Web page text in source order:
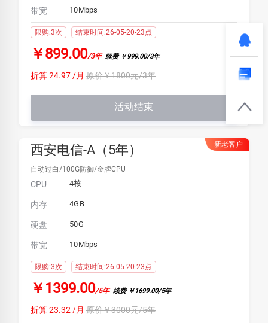
带宽 10Mbps
限购:3次 结束时间:26-05-20-23点
￥899.00/3年 续费 ￥999.00/3年
折算 24.97 /月 原价￥1800元/3年
活动结束
新老客户
西安电信-A（5年）
自动过白/100G防御/金牌CPU
CPU 4核
内存 4GB
硬盘 50G
带宽 10Mbps
限购:3次 结束时间:26-05-20-23点
￥1399.00/5年 续费 ￥1699.00/5年
折算 23.32 /月 原价￥3000元/5年